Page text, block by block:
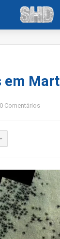
em
0 Comentários